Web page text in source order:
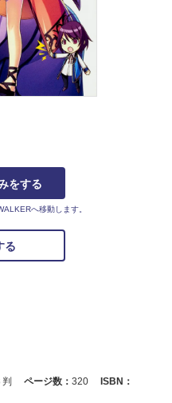
をする
へ移動します。
る
ページ数： 320
ISBN：